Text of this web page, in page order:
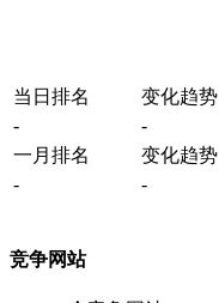
当日排名 变化趋势
-
-
一月排名
变化趋势
-
-
竞争网站